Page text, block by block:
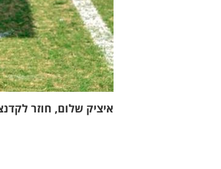
איציק שלום, חוזר